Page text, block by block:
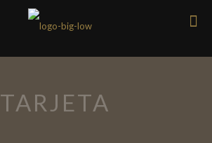
TARJETA